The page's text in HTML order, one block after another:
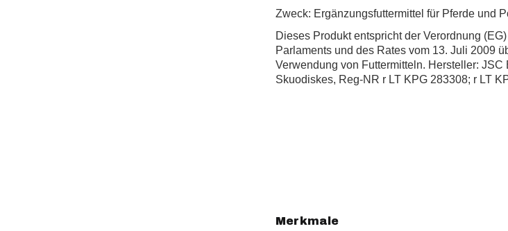
Zweck: Ergänzungsfuttermittel für Pferde und
Dieses Produkt entspricht der Verordnung
Parlaments und des Rates vom 13. Juli 2009
Verwendung von Futtermitteln. Hersteller:
Skuodiskes, Reg-NR r LT KPG 283308; r LT
Merkmale